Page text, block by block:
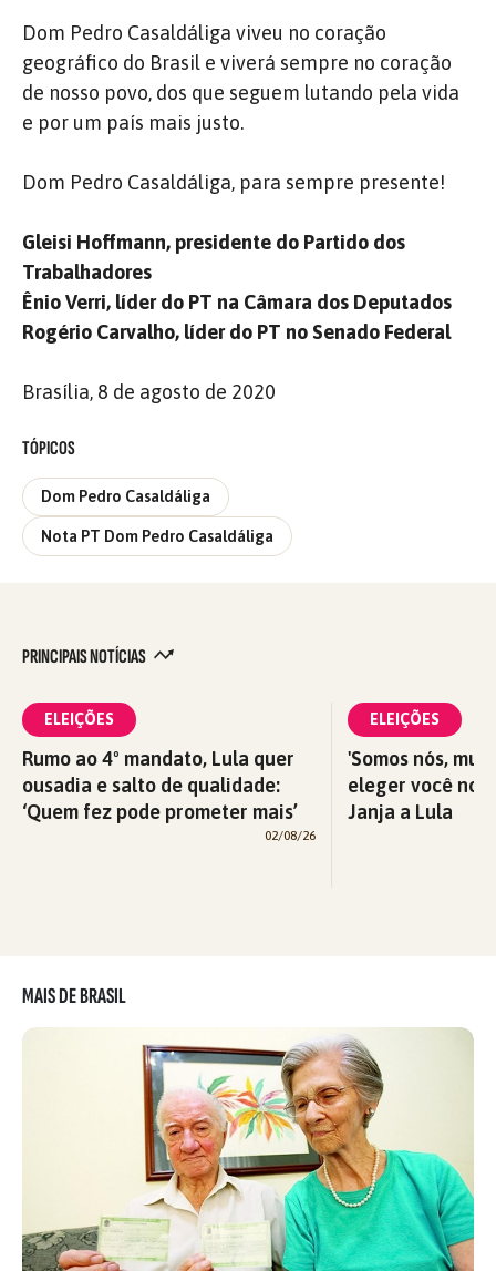
Dom Pedro Casaldáliga viveu no coração
geográfico do Brasil e viverá sempre no coração
de nosso povo, dos que seguem lutando pela vida
e por um país mais justo.
Dom Pedro Casaldáliga, para sempre presente!
Gleisi Hoffmann, presidente do Partido dos
Trabalhadores
Ênio Verri, líder do PT na Câmara dos Deputados
Rogério Carvalho, líder do PT no Senado Federal
Brasília, 8 de agosto de 2020
TÓPICOS
Dom Pedro Casaldáliga
Nota PT Dom Pedro Casaldáliga
PRINCIPAIS NOTÍCIAS
ELEIÇÕES
Rumo ao 4º mandato, Lula quer
ousadia e salto de qualidade:
‘Quem fez pode prometer mais’
02/08/26
ELEIÇÕES
'Somos nós,
eleger você
Janja a Lula
MAIS DE BRASIL